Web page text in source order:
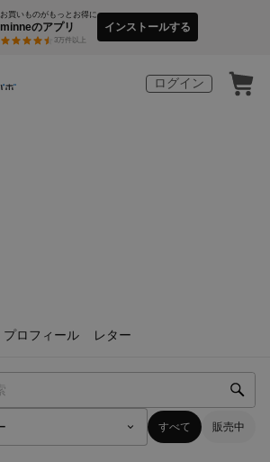
お買いものがもっとお得に
minneのアプリ
3万件以上
インストールする
ログイン
プロフィール レター
すべて 販売中